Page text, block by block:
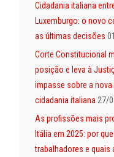
Cidadania italiana
Luxemburgo: o novo
as últimas decisões
Corte Constitucional
posição e leva à
impasse sobre a nova
cidadania italiana 27/
As profissões mais
Itália em 2025: por
trabalhadores e quais